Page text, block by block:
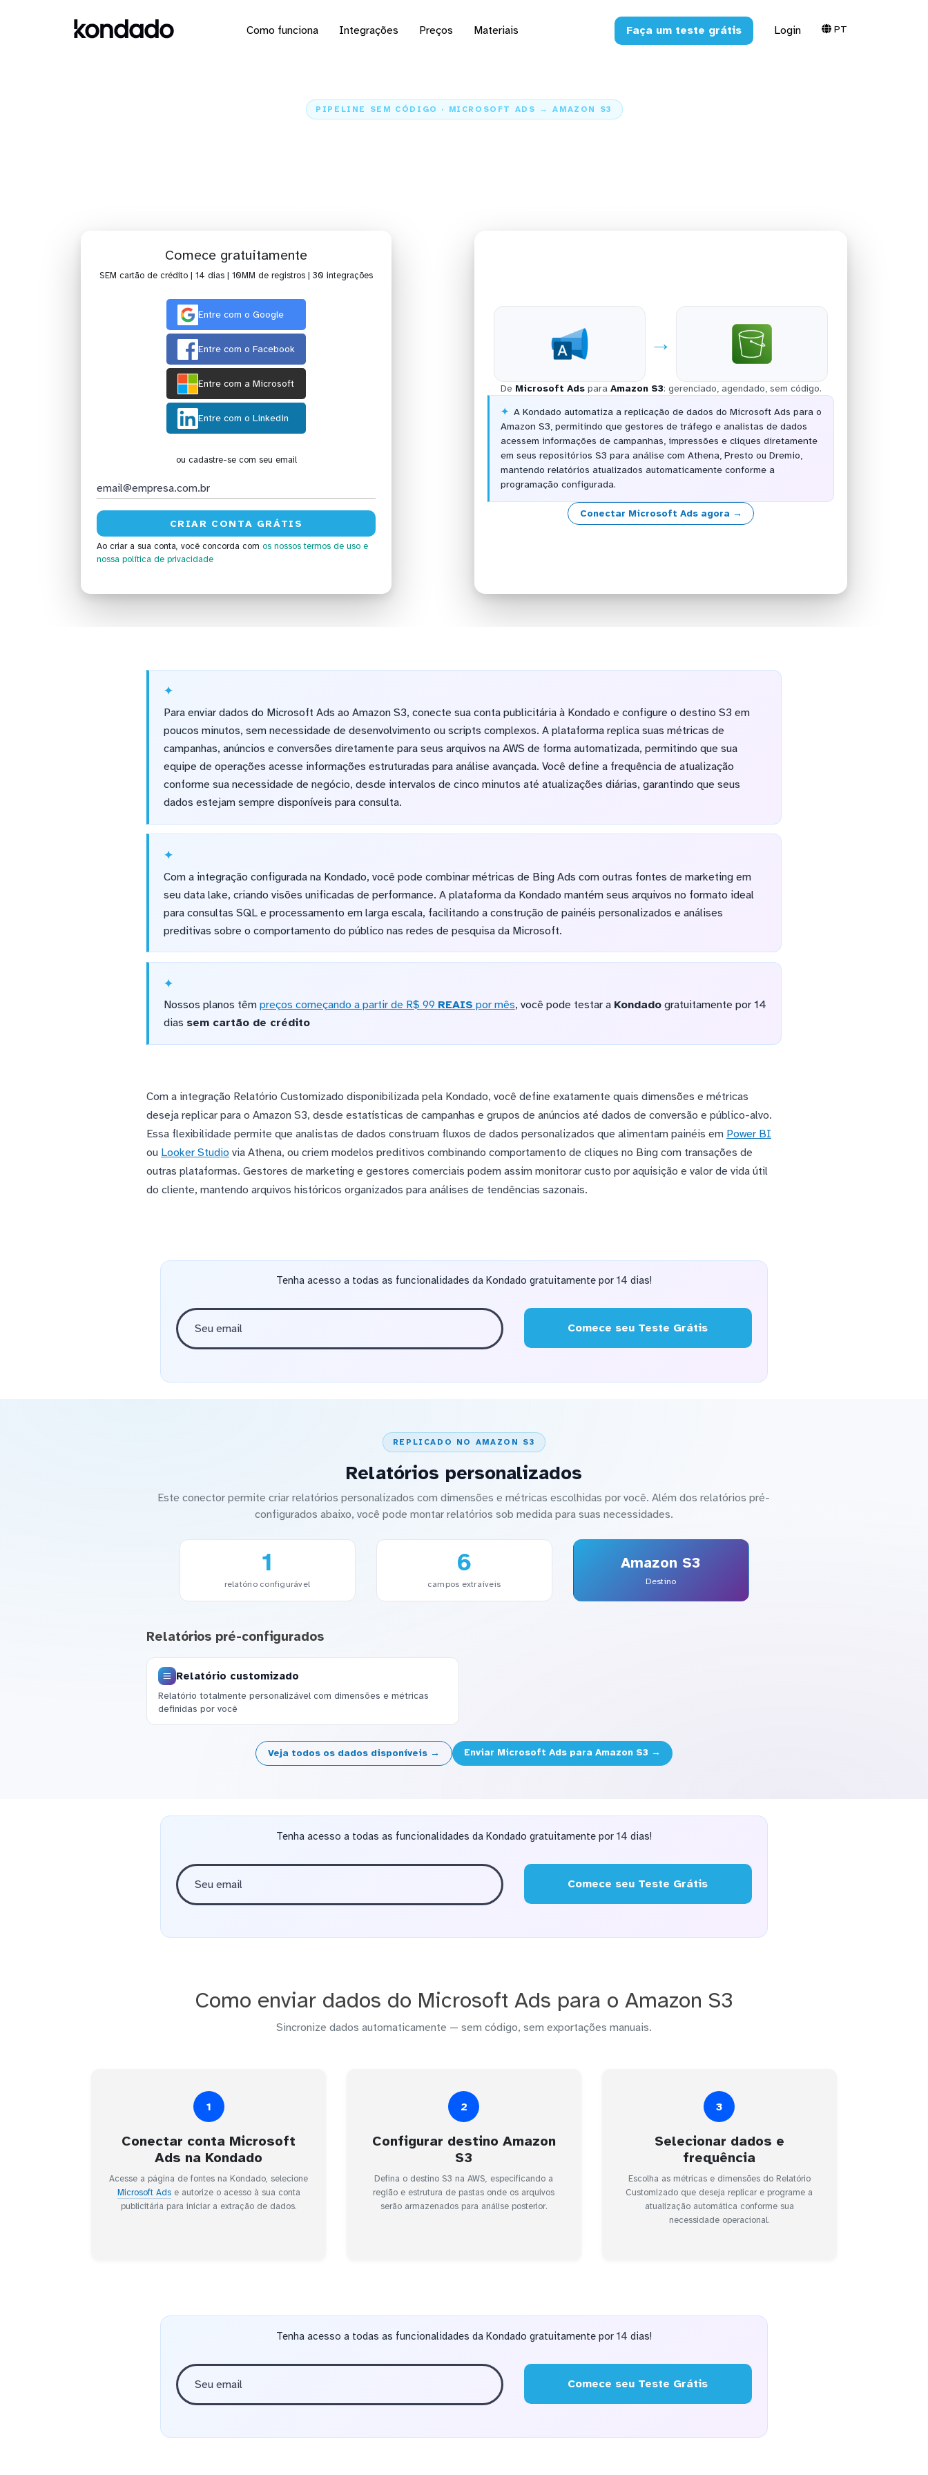
Como funciona Integrações Preços Materiais Faça um teste grátis Login PT
PIPELINE SEM CÓDIGO · MICROSOFT ADS → AMAZON S3
Comece gratuitamente
SEM cartão de crédito | 14 dias | 10MM de registros | 30 integrações
Entre com o Google
Entre com o Facebook
Entre com a Microsoft
Entre com o Linkedin
ou cadastre-se com seu email
Ao criar a sua conta, você concorda com os nossos termos de uso e
nossa política de privacidade
→
De Microsoft Adspara Amazon S3: gerenciado, agendado, sem código.
A Kondado automatiza a replicação de dados do Microsoft Ads para o
Amazon S3, permitindo que gestores de tráfego e analistas de dados
acessem informações de campanhas, impressões e cliques diretamente
em seus repositórios S3 para análise com Athena, Presto ou Dremio,
mantendo relatórios atualizados automaticamente conforme a
programação configurada.
Conectar Microsoft Ads agora →
Para enviar dados do Microsoft Ads ao Amazon S3, conecte sua conta publicitária à Kondado e configure o destino S3 em
poucos minutos, sem necessidade de desenvolvimento ou scripts complexos. A plataforma replica suas métricas de
campanhas, anúncios e conversões diretamente para seus arquivos na AWS de forma automatizada, permitindo que sua
equipe de operações acesse informações estruturadas para análise avançada. Você define a frequência de atualização
conforme sua necessidade de negócio, desde intervalos de cinco minutos até atualizações diárias, garantindo que seus
dados estejam sempre disponíveis para consulta.
Com a integração configurada na Kondado, você pode combinar métricas de Bing Ads com outras fontes de marketing em
seu data lake, criando visões unificadas de performance. A plataforma da Kondado mantém seus arquivos no formato ideal
para consultas SQL e processamento em larga escala, facilitando a construção de painéis personalizados e análises
preditivas sobre o comportamento do público nas redes de pesquisa da Microsoft.
Nossos planos têm preços começando a partir de R$ 99 REAIS por mês, você pode testar a Kondadogratuitamente por 14
dias sem cartão de crédito
Com a integração Relatório Customizado disponibilizada pela Kondado, você define exatamente quais dimensões e métricas
deseja replicar para o Amazon S3, desde estatísticas de campanhas e grupos de anúncios até dados de conversão e público-alvo.
Essa flexibilidade permite que analistas de dados construam fluxos de dados personalizados que alimentam painéis em Power BI
ou Looker Studio via Athena, ou criem modelos preditivos combinando comportamento de cliques no Bing com transações de
outras plataformas. Gestores de marketing e gestores comerciais podem assim monitorar custo por aquisição e valor de vida útil
do cliente, mantendo arquivos históricos organizados para análises de tendências sazonais.
Tenha acesso a todas as funcionalidades da Kondado gratuitamente por 14 dias!
Comece seu Teste Grátis
REPLICADO NO AMAZON S3
Relatórios personalizados
Este conector permite criar relatórios personalizados com dimensões e métricas escolhidas por você. Além dos relatórios pré-
configurados abaixo, você pode montar relatórios sob medida para suas necessidades.
1
relatório configurável
6
campos extraíveis
Amazon S3
Destino
Relatórios pré-configurados
Relatório customizado
Relatório totalmente personalizável com dimensões e métricas
definidas por você
Veja todos os dados disponíveis → Enviar Microsoft Ads para Amazon S3 →
Tenha acesso a todas as funcionalidades da Kondado gratuitamente por 14 dias!
Comece seu Teste Grátis
Como enviar dados do Microsoft Ads para o Amazon S3
Sincronize dados automaticamente — sem código, sem exportações manuais.
1
Conectar conta Microsoft
Ads na Kondado
Acesse a página de fontes na Kondado, selecione
Microsoft Adse autorize o acesso à sua conta
publicitária para iniciar a extração de dados.
2
Configurar destino Amazon
S3
Defina o destino S3 na AWS, especificando a
região e estrutura de pastas onde os arquivos
serão armazenados para análise posterior.
3
Selecionar dados e
frequência
Escolha as métricas e dimensões do Relatório
Customizado que deseja replicar e programe a
atualização automática conforme sua
necessidade operacional.
Tenha acesso a todas as funcionalidades da Kondado gratuitamente por 14 dias!
Comece seu Teste Grátis